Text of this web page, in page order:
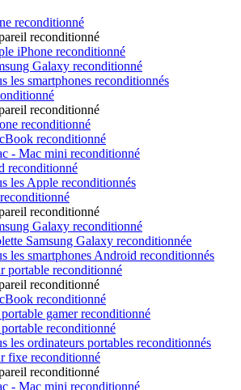
reconditionné
reconditionné
iPhone reconditionné
Galaxy reconditionné
les smartphones reconditionnés
reconditionné
reconditionné
reconditionné
- Mac mini reconditionné
reconditionné
les Apple reconditionnés
reconditionné
Galaxy reconditionné
Samsung Galaxy reconditionnée
les smartphones Android reconditionnés
portable reconditionné
reconditionné
reconditionné
gamer reconditionné
reconditionné
les ordinateurs portables reconditionnés
fixe reconditionné
reconditionné
- Mac mini reconditionné